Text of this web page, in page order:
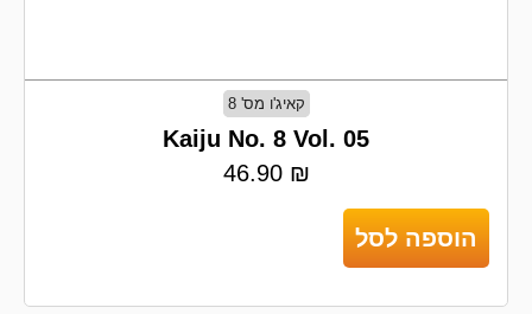
קאיג'ו מס' 8
Kaiju No. 8 Vol. 05
46.90 ₪
הוספה לסל